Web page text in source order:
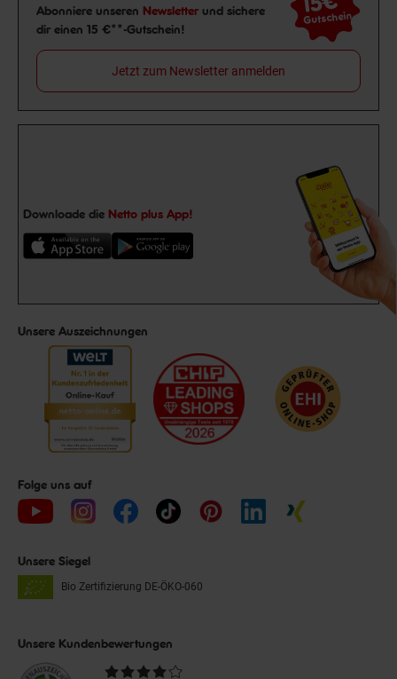
Newsletter Anmeldung
Abonniere unseren Newsletter und sichere
dir einen 15 €**-Gutschein!
Gutschein
Jetzt zum Newsletter anmelden
Downloade die Netto plus App!
Unsere Auszeichnungen
Folge uns auf
Unsere Siegel
Bio Zertifizierung DE-ÖKO-060
Unsere Kundenbewertungen
Durchschnittliche